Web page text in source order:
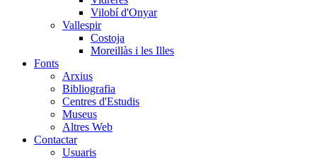
Vilobí d'Onyar
Vallespir
Costoja
Moreillàs i les Illes
Fonts
Arxius
Bibliografia
Centres d'Estudis
Museus
Altres Web
Contactar
Usuaris